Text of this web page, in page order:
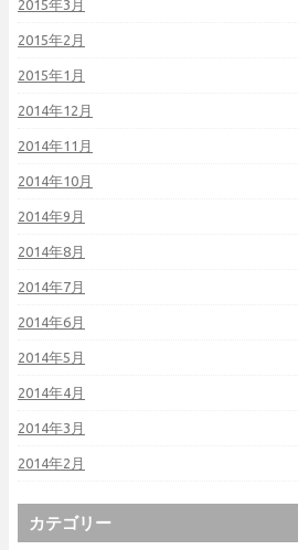
2015年3月
2015年2月
2015年1月
2014年12月
2014年11月
2014年10月
2014年9月
2014年8月
2014年7月
2014年6月
2014年5月
2014年4月
2014年3月
2014年2月
カテゴリー